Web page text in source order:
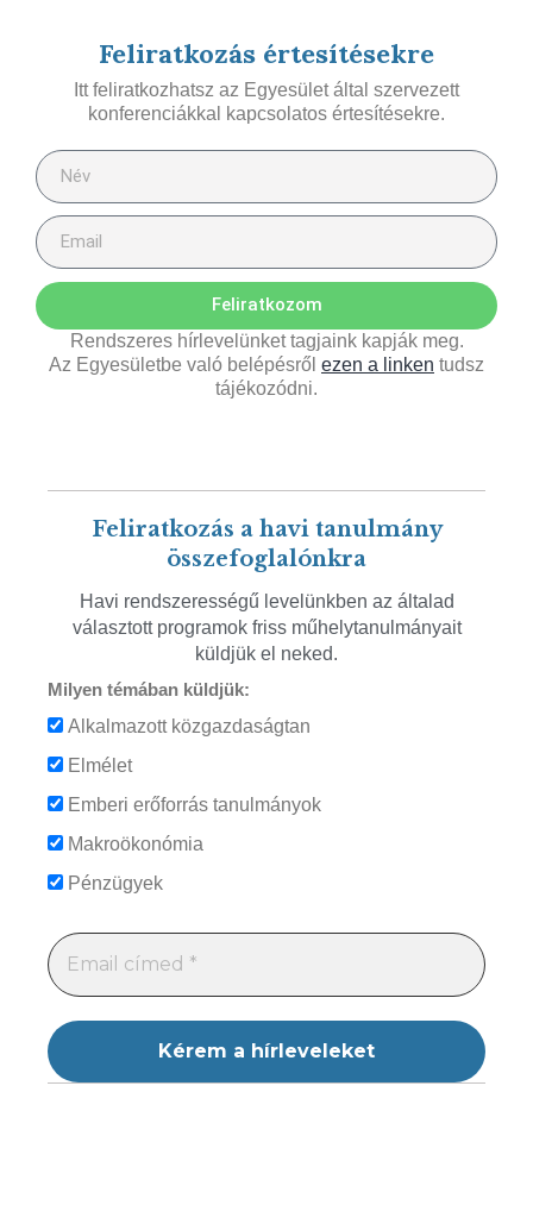
Feliratkozás értesítésekre
Itt feliratkozhatsz az Egyesület által szervezett
konferenciákkal kapcsolatos értesítésekre.
Feliratkozom
Rendszeres hírlevelünket tagjaink kapják meg.
Az Egyesületbe való belépésről ezen a linken tudsz
tájékozódni.
Feliratkozás a havi tanulmány
összefoglalónkra
Havi rendszerességű levelünkben az általad
választott programok friss műhelytanulmányait
küldjük el neked.
Milyen témában küldjük:
Alkalmazott közgazdaságtan
Elmélet
Emberi erőforrás tanulmányok
Makroökonómia
Pénzügyek